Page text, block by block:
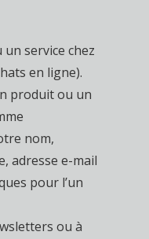
service chez
en ligne).
produit ou un
nom,
adresse e-mail
pour l’un
ou à